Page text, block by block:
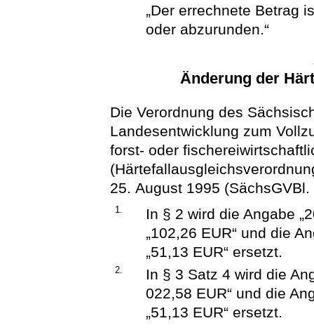
„Der errechnete Betrag
oder abzurunden.“
Änderung der
Die Verordnung des
Landesentwicklung zum
forst- oder
25. August 1995
1.
In § 2 wird die Angabe
„102,26 EUR“ und die
„51,13 EUR“ ersetzt.
2.
In § 3 Satz 4 wird die
022,58 EUR“ und die
„51,13 EUR“ ersetzt.